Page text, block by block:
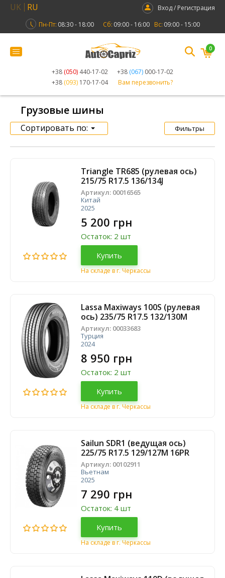
UK RU
Вход / Регистрация
Пн-Пт: 08:30 - 18:00 Сб: 09:00 - 16:00 Вс: 09:00 - 15:00
+38 (050) 440-17-02 +38 (067) 000-17-02
+38 (093) 170-17-04 Вам перезвонить?
0
Грузовые шины
Сортировать по: Фильтры
Triangle TR685 (рулевая ось)
215/75 R17.5 136/134J
Артикул: 00016565
Китай
2025
5 200 грн
Остаток: 2 шт
Купить
На складе в г. Черкассы
Lassa Maxiways 100S (рулевая
ось) 235/75 R17.5 132/130M
Артикул: 00033683
Турция
2024
8 950 грн
Остаток: 2 шт
Купить
На складе в г. Черкассы
Sailun SDR1 (ведущая ось)
225/75 R17.5 129/127M 16PR
Артикул: 00102911
Вьетнам
2025
7 290 грн
Остаток: 4 шт
Купить
На складе в г. Черкассы